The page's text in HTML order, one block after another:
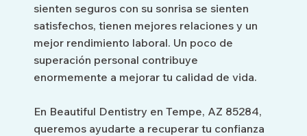
sienten seguros con su sonrisa se sienten
satisfechos, tienen mejores relaciones y un
mejor rendimiento laboral. Un poco de
superación personal contribuye
enormemente a mejorar tu calidad de vida.
En Beautiful Dentistry en Tempe, AZ 85284,
queremos ayudarte a recuperar tu confianza